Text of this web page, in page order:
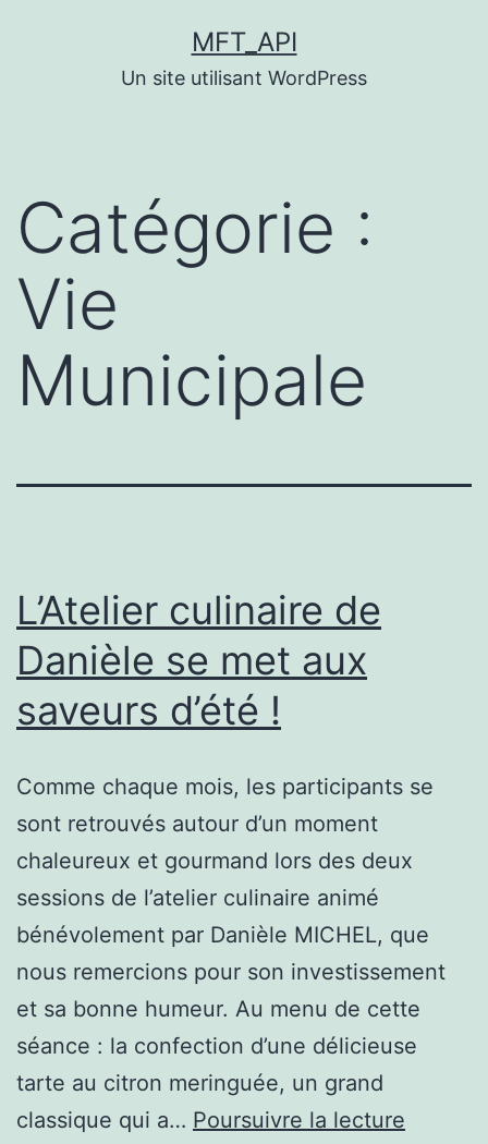
MFT_API
Un site utilisant WordPress
Catégorie :
Vie
Municipale
L’Atelier culinaire de
Danièle se met aux
saveurs d’été !
Comme chaque mois, les participants se
sont retrouvés autour d’un moment
chaleureux et gourmand lors des deux
sessions de l’atelier culinaire animé
bénévolement par Danièle MICHEL, que
nous remercions pour son investissement
et sa bonne humeur. Au menu de cette
séance : la confection d’une délicieuse
tarte au citron meringuée, un grand
classique qui a… Poursuivre la lecture